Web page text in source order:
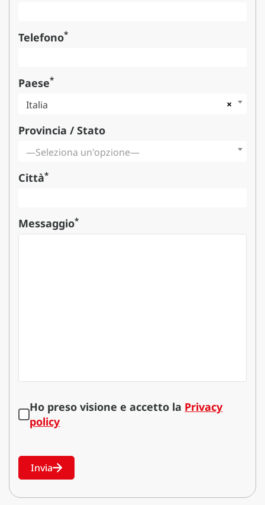
Telefono*
Paese*
×
Italia
Provincia / Stato
—Seleziona un'opzione—
Città*
Messaggio*
Ho preso visione e accetto la Privacy
policy
Invia